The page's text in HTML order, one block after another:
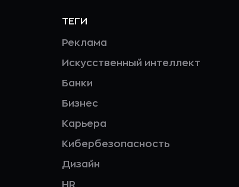
ТЕГИ
Реклама
Искусственный интеллект
Банки
Бизнес
Карьера
Кибербезопасность
Дизайн
HR